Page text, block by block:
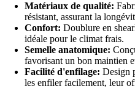
Matériaux de qualité:
résistant, assurant la
Confort: Doublure en
idéale pour le climat frais.
Semelle anatomique:
favorisant un bon maintien
Facilité d'enfilage: Design
les enfiler facilement, leur